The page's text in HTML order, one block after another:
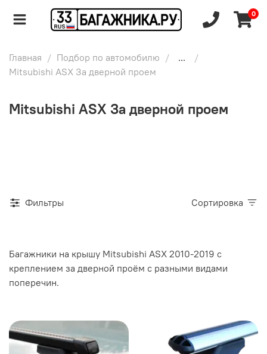
0
Главная Подбор по автомобилю
...
Mitsubishi ASX За дверной проем
Mitsubishi ASX За дверной проем
Фильтры Сортировка
Багажники на крышу Mitsubishi ASX 2010-2019 с
креплением за дверной проём с разными видами
поперечин.